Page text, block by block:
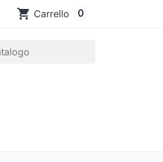
shopping_cart Carrello 0